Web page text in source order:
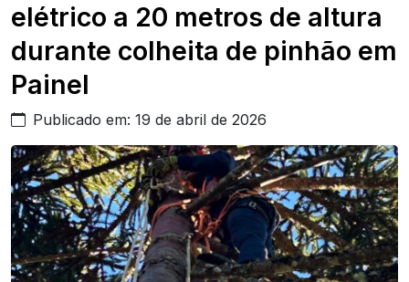
elétrico a 20 metros de altura
durante colheita de pinhão em
Painel
Publicado em: 19 de abril de 2026